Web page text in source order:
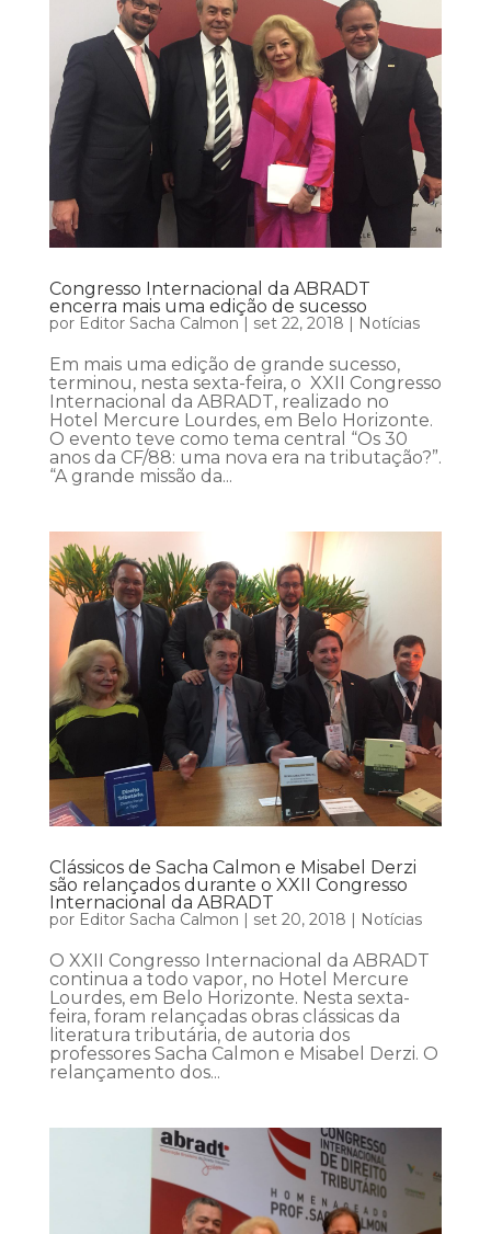
Congresso Internacional da ABRADT
encerra mais uma edição de sucesso
por Editor Sacha Calmon | set 22, 2018 | Notícias
Em mais uma edição de grande sucesso,
terminou, nesta sexta-feira, o XXII Congresso
Internacional da ABRADT, realizado no
Hotel Mercure Lourdes, em Belo Horizonte.
O evento teve como tema central “Os 30
anos da CF/88: uma nova era na tributação?”.
“A grande missão da...
Clássicos de Sacha Calmon e Misabel Derzi
são relançados durante o XXII Congresso
Internacional da ABRADT
por Editor Sacha Calmon | set 20, 2018 | Notícias
O XXII Congresso Internacional da ABRADT
continua a todo vapor, no Hotel Mercure
Lourdes, em Belo Horizonte. Nesta sexta-
feira, foram relançadas obras clássicas da
literatura tributária, de autoria dos
professores Sacha Calmon e Misabel Derzi. O
relançamento dos...